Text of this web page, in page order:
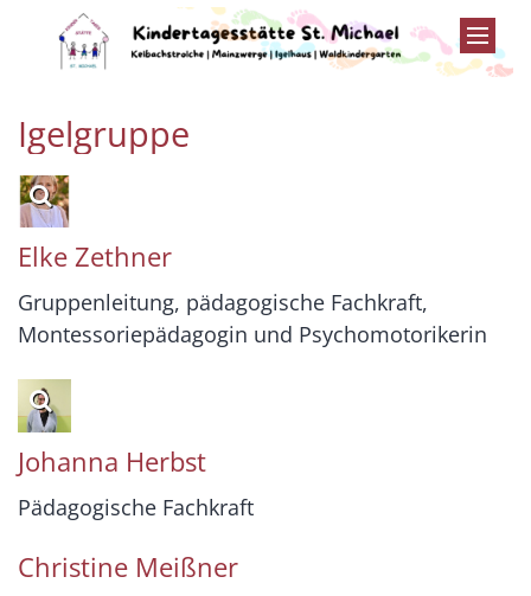
Zum Inhalt springen
Igelgruppe
Elke Zethner
Gruppenleitung, pädagogische Fachkraft,
Montessoriepädagogin und Psychomotorikerin
Johanna Herbst
Pädagogische Fachkraft
Christine Meißner